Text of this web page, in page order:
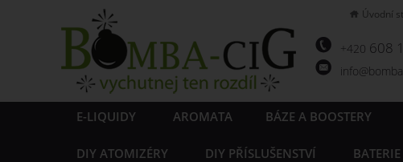
+420 608
E-LIQUIDY AROMATA BÁZE A BOOSTERY
DIY ATOMIZÉRY DIY PŘÍSLUŠENSTVÍ
Úvodní